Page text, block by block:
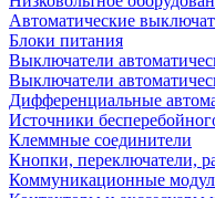
Автоматические
Блоки питания
Выключатели
Выключатели
Дифференциальные
Источники
Клеммные соединители
Кнопки, переключатели,
Коммуникационные